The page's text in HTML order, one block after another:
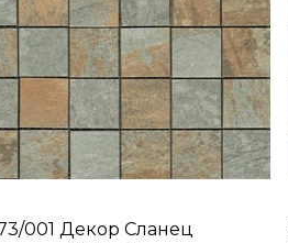
001 Декор Сланец